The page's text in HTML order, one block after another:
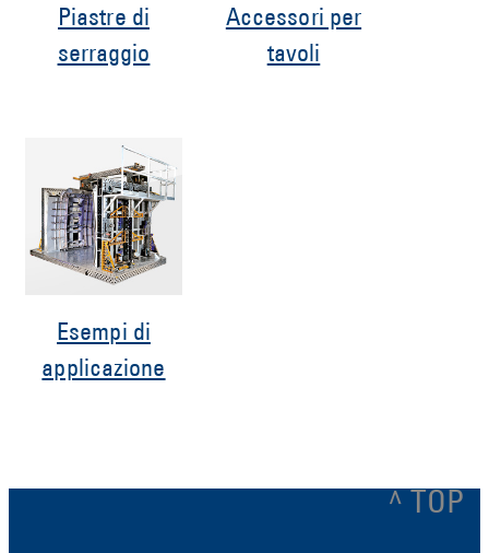
Piastre di
serraggio
Accessori per
tavoli
Esempi di
applicazione
^ TOP